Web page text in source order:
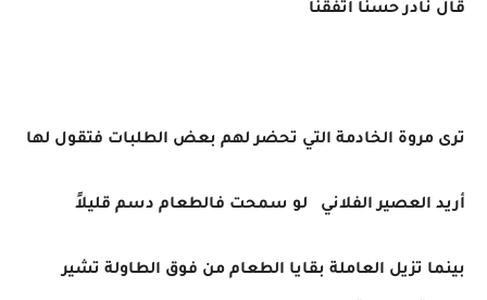
قال نادر حسناً اتفقنا
ترى مروة الخادمة التي تحضر لهم بعض الطلبات فتقول لها
أريد العصير الفلاني لو سمحت فالطعام دسم قليلاً
بينما تزيل العاملة بقايا الطعام من فوق الطاولة تشير